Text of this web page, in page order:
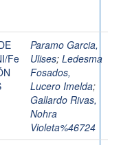
Fe
Paramo Garcia,
Ulises; Ledesma
Fosados,
Lucero Imelda;
Gallardo Rivas,
Nohra
Violeta%46724